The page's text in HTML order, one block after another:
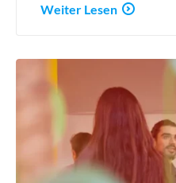
Weiter Lesen